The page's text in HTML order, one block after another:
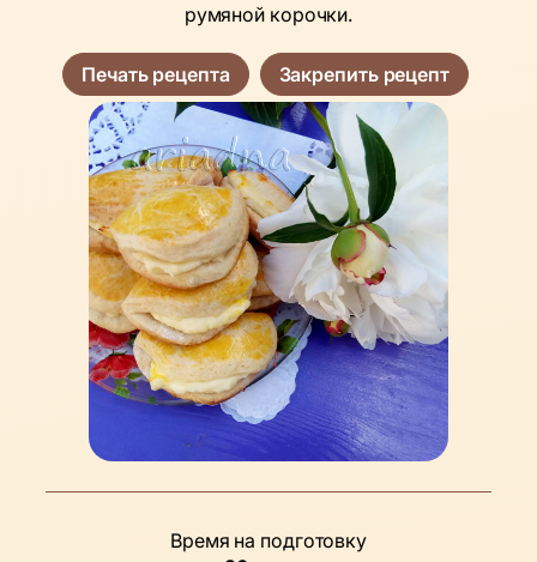
румяной корочки.
Печать рецепта Закрепить рецепт
Время на подготовку